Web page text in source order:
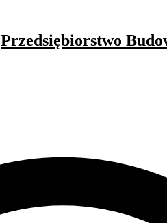
Przedsiębiorstwo